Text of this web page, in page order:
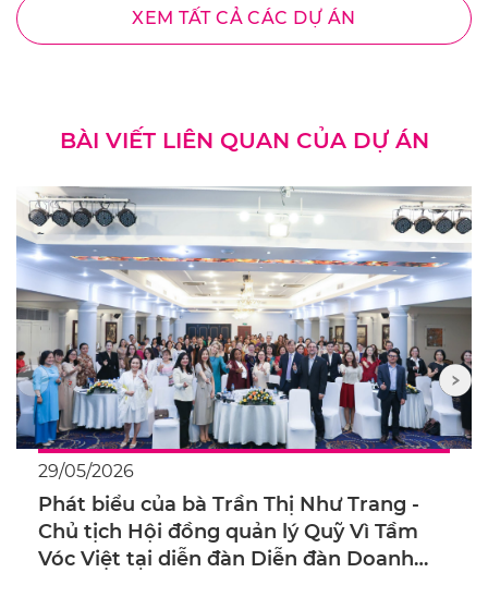
XEM TẤT CẢ CÁC DỰ ÁN
29/05/2026
Phát biểu của bà Trần Thị Như Trang -
Chủ tịch Hội đồng quản lý Quỹ Vì Tầm